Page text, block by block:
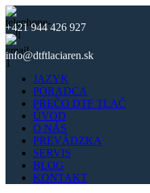
+421 944 426 927
info@dtftlaciaren.sk
JAZYK
PORADCA
PREČO DTF TLAČ
ÚVOD
O NÁS
PREVÁDZKA
SERVIS
BLOG
KONTAKT